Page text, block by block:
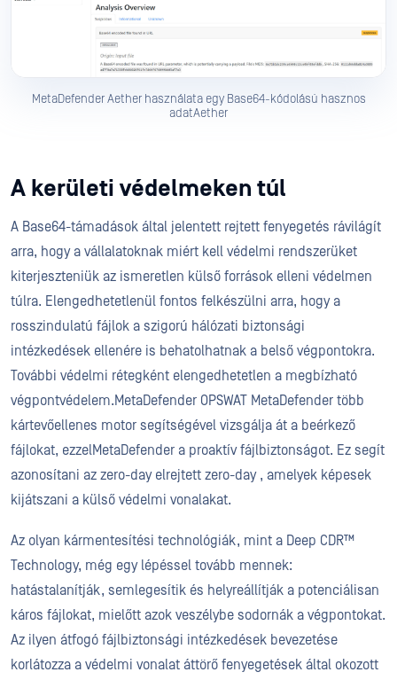
MetaDefender Aether használata egy Base64-kódolású hasznos
adatAether
A kerületi védelmeken túl
A Base64-támadások által jelentett rejtett fenyegetés rávilágít
arra, hogy a vállalatoknak miért kell védelmi rendszerüket
kiterjeszteniük az ismeretlen külső források elleni védelmen
túlra. Elengedhetetlenül fontos felkészülni arra, hogy a
rosszindulatú fájlok a szigorú hálózati biztonsági
intézkedések ellenére is behatolhatnak a belső végpontokra.
További védelmi rétegként elengedhetetlen a megbízható
végpontvédelem.MetaDefender OPSWAT MetaDefender több
kártevőellenes motor segítségével vizsgálja át a beérkező
fájlokat, ezzelMetaDefender a proaktív fájlbiztonságot. Ez segít
azonosítani az zero-day elrejtett zero-day , amelyek képesek
kijátszani a külső védelmi vonalakat.
Az olyan kármentesítési technológiák, mint a Deep CDR™
Technology, még egy lépéssel tovább mennek:
hatástalanítják, semlegesítik és helyreállítják a potenciálisan
káros fájlokat, mielőtt azok veszélybe sodornák a végpontokat.
Az ilyen átfogó fájlbiztonsági intézkedések bevezetése
korlátozza a védelmi vonalat áttörő fenyegetések által okozott